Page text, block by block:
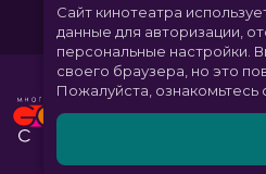
Сайт кинотеатра
данные для авторизации,
персональные настройки.
своего браузера, но это
Пожалуйста, ознакомьтесь